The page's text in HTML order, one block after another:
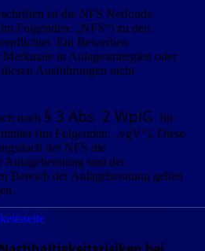
ist die NFS Netfonds
Folgenden: „NFS“) zu den
Ein Bewerben
in Anlagestrategien oder
Ausführungen nicht
nach § 3 Abs. 2 WpIG für
(im Folgenden: „vgV“). Diese
der NFS die
Anlageberatung und der
Bereich der Anlageberatung gelten